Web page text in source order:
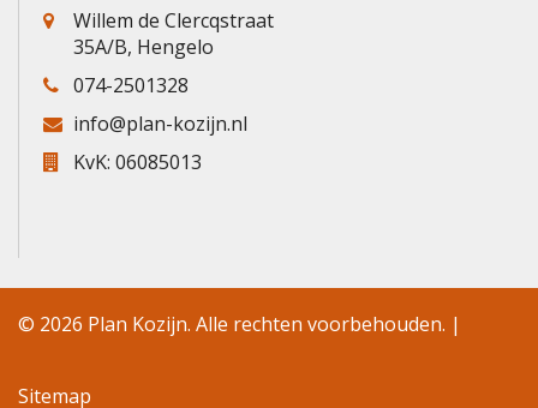
Willem de Clercqstraat
35A/B, Hengelo
074-2501328
info@plan-kozijn.nl
KvK: 06085013
© 2026 Plan Kozijn. Alle rechten voorbehouden. |
Sitemap